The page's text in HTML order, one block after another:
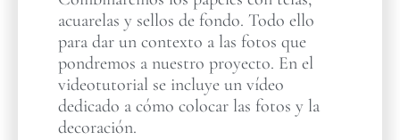
acuarelas y sellos de fondo. Todo ello
para dar un contexto a las fotos que
pondremos a nuestro proyecto. En el
videotutorial se incluye un vídeo
dedicado a cómo colocar las fotos y la
decoración.